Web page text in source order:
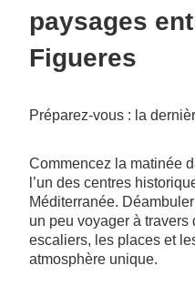
paysages
Figueres
Préparez-vous : la
Commencez la matinée
l’un des centres
Méditerranée.
un peu voyager à travers
escaliers, les places et
atmosphère unique.